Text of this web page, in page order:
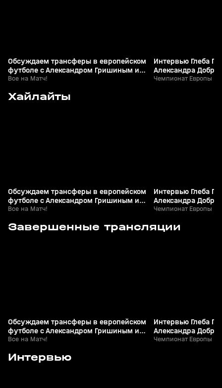
Обсуждаем трансферы в европейском
футболе с Александром Гришиным и
Игорем Семшовым
Все на Матч!
Интервью Глеба
Александра
Чемпионат Европы
Хайлайты
06 авг, 22:47
Обсуждаем трансферы в европейском
футболе с Александром Гришиным и
Игорем Семшовым
Все на Матч!
Интервью Глеба
Александра
Чемпионат Европы
Завершенные трансляции
06 авг, 22:47
Обсуждаем трансферы в европейском
футболе с Александром Гришиным и
Игорем Семшовым
Все на Матч!
Интервью Глеба
Александра
Чемпионат Европы
Интервью
02 авг, 23:26